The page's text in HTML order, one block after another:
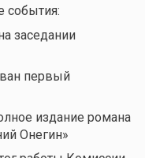
события:
заседании
первый
издание романа
Онегин»